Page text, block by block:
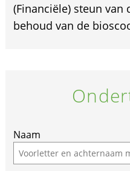
(Financiële) steun van
behoud van de
Naam